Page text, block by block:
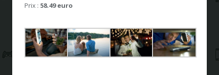
Prix : 58.49 euro